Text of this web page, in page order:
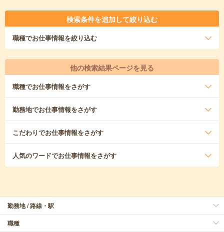
検索条件を追加して絞り込む
職種でお仕事情報を絞り込む
他の検索結果ページを見る
職種でお仕事情報をさがす
勤務地でお仕事情報をさがす
こだわりでお仕事情報をさがす
人気のワードでお仕事情報をさがす
勤務地 / 路線・駅
職種